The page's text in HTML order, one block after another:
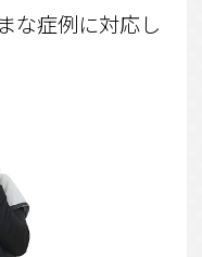
な症例に対応し